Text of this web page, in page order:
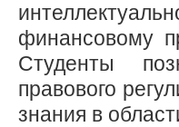
финансовому
Студенты
правового
знания в